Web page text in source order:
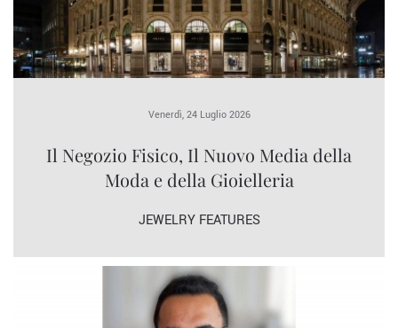
Venerdì, 24 Luglio 2026
Il Negozio Fisico, Il Nuovo Media della
Moda e della Gioielleria
JEWELRY FEATURES